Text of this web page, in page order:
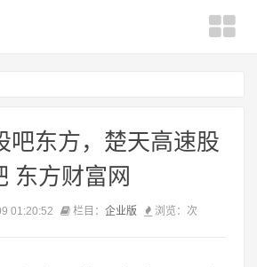
吧东方，楚天高速股
东方财富网
01:20:52 栏目： 企业版 浏览： 次